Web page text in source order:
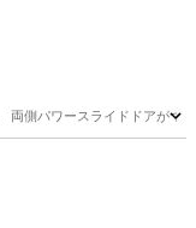
両側パワースライドドアが